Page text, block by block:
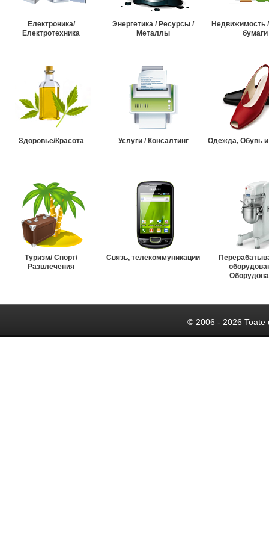
Електроника/
Електротехника
Энергетика / Ресурсы /
Металлы
Недвижимость
бумаги
Здоровье/Красота Услуги / Консалтинг Одежда, Обувь и
Туризм/ Спорт/
Развлечения
Связь, телекоммуникации
© 2006 - 2026